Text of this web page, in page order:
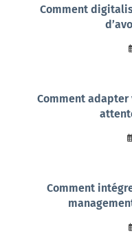
Comment
Comment
Comment